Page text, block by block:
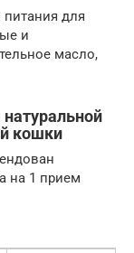
для
и
масло,
кошки
на 1 прием